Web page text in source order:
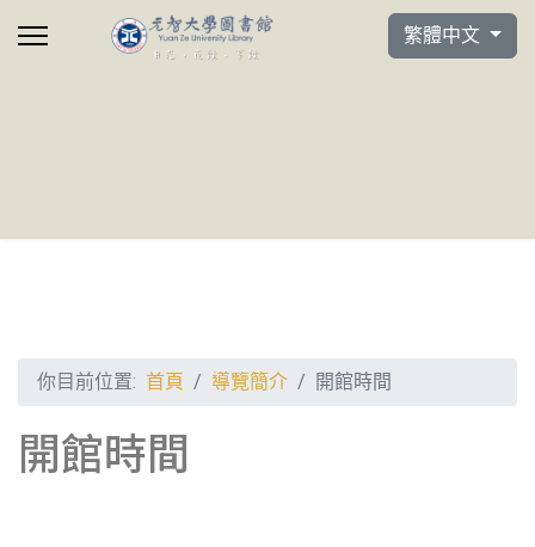
選擇你的語言
繁體中文
你目前位置: 首頁 導覽簡介 開館時間
開館時間